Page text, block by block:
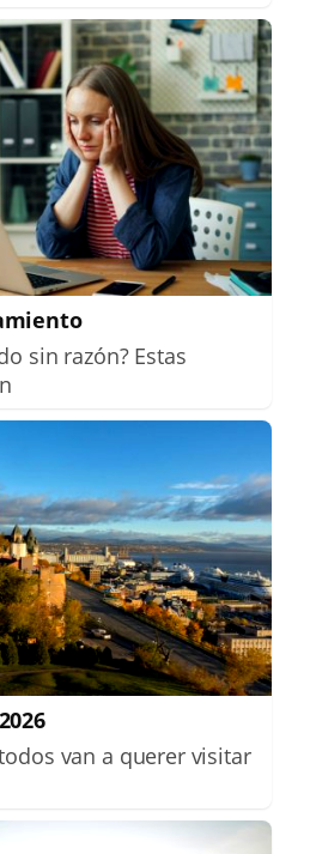
sin razón? Estas
van a querer visitar